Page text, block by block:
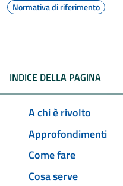
Normativa di riferimento
INDICE DELLA PAGINA
A chi è rivolto
Approfondimenti
Come fare
Cosa serve